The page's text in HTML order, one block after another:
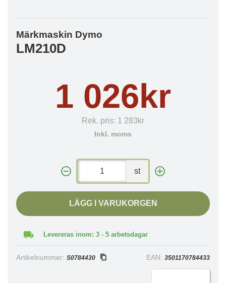
Märkmaskin Dymo
LM210D
1 026kr
Rek. pris: 1 283kr
Inkl. moms
st
LÄGG I VARUKORGEN
Levereras inom: 3 - 5 arbetsdagar
Artikelnummer: S0784430 EAN: 3501170784433